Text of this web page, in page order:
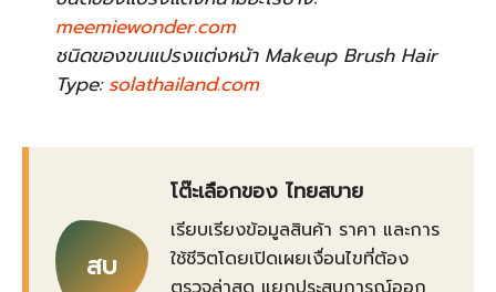
meemiewonder.com
ชนิดของขนแปรงแต่งหน้า Makeup Brush Hair
Type:solathailand.com
สบ
โต๊ะเลือกของ ไทยสบาย
เรียบเรียงข้อมูลสินค้า ราคา และการ
ใช้ชีวิตโดยเปิดเผยเงื่อนไขที่ต้อง